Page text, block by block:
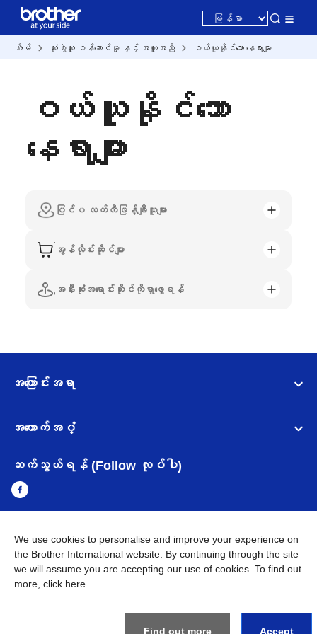
အိမ် သုံးစွဲသူ ဝန်ဆောင်မှု နှင့် အကူအညီ ဝယ်ယူနိုင်သော နေရာများ
ဝယ်ယူနိုင်သော
နေရာများ
ပြင်ပ လက်လီဖြန့်ချီသူများ
အွန်လိုင်းဆိုင်များ
အနီးဆုံးအရောင်းဆိုင်ကိုရှာဖွေရန်
အကြောင်းအရာ
အထောက်အပံ့
ဆက်သွယ်ရန် (Follow လုပ်ပါ)
Myanmar Brother ၏ ကမ္ဘာတစ်ဝန်းရှိ ကွန်ယက်များ
အချက်အလက်မူဝါဒ အသုံးပြုမူဝါဒ
Brother Global ဝက်ဆိုဒ်သို့သွားရန်
We use cookies to personalise and improve your experience on
the Brother International website. By continuing through the site
we will assume you are accepting our use of cookies. To find out
more, click here
Find out more Accept